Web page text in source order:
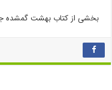
بخشی از کتاب بهشت گمشده